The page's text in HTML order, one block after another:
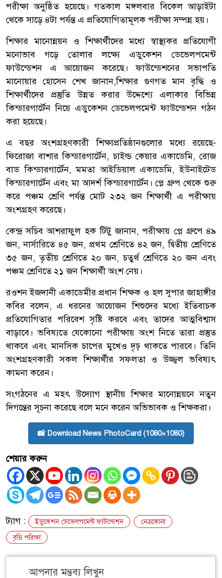
পরীক্ষা অনুষ্ঠিত হয়েছে। গতকাল মঙ্গলবার বিকেল আড়াইটা
থেকে সাড়ে ৪টা পর্যন্ত এ প্রতিযোগিতামূলক পরীক্ষা সম্পন্ন হয়।
শিক্ষার মানোন্নয়ন ও শিক্ষার্থীদের মধ্যে স্বাস্থ্যকর প্রতিযোগী
মনোভাব গড়ে তোলার লক্ষ্যে এডুকেশন ডেভেলপমেন্ট
ফাউন্ডেশন এ আয়োজন করেছে। ফাউন্ডেশনের সভাপতি
মানোয়ার হোসেন শেখ জানান,শিক্ষার গুণগত মান বৃদ্ধি ও
শিক্ষার্থীদের প্রস্তুতি উন্নত করার উদ্দেশ্যে এলাকার বিভিন্ন
কিন্ডারগার্টেন নিয়ে এডুকেশন ডেভেলপমেন্ট ফাউন্ডেশন গঠন
করা হয়েছে।
এ বছর অংশগ্রহণকারী শিক্ষাপ্রতিষ্ঠানগুলোর মধ্যে রয়েছে-
ফিরোজা বাশার কিন্ডারগার্টেন, চাইল্ড কেয়ার একাডেমি, রোজ
বাড কিন্ডারগার্টেন, মমতা আইডিয়াল একাডেমি, ইউনাইটেড
কিন্ডারগার্টেন এবং মা আদর্শ কিন্ডারগার্টেন। প্লে গ্রুপ থেকে শুরু
করে পঞ্চম শ্রেণি পর্যন্ত মোট ২৩২ জন শিক্ষার্থী এ পরীক্ষায়
অংশগ্রহণ করেছে।
কেন্দ্র সচিব আশরাফুল হক টিটু জানান, পরীক্ষায় প্লে গ্রুপে ৪৯
জন, নার্সারিতে ৪৫ জন, প্রথম শ্রেণিতে ৪২ জন, দ্বিতীয় শ্রেণিতে
৩৫ জন, তৃতীয় শ্রেণিতে ২০ জন, চতুর্থ শ্রেণিতে ২০ জন এবং
পঞ্চম শ্রেণিতে ২১ জন শিক্ষার্থী অংশ নেয়।
রওশন ইজদানী একাডেমীর প্রধান শিক্ষক ও হল সুপার জাহাঙ্গীর
কবির বলেন, এ ধরনের আয়োজন শিশুদের মধ্যে ইতিবাচক
প্রতিযোগিতার পরিবেশ সৃষ্টি করবে এবং তাদের আত্মবিশ্বাস
বাড়াবে। ভবিষ্যতে যেকোনো পরীক্ষায় অংশ নিতে তারা প্রস্তুত
থাকবে এবং মানসিক চাপের মুখেও দৃঢ় থাকতে পারবে। তিনি
অংশগ্রহণকারী সকল শিক্ষার্থীর সফলতা ও উজ্জ্বল ভবিষ্যৎ
কামনা করেন।
সংগঠনের এ মহৎ উদ্যোগ স্থানীয় শিক্ষার মানোন্নয়নে নতুন
দিগন্তের সূচনা করেছে বলে মনে করেন অভিভাবক ও শিক্ষকরা।
📸 Download News PhotoCard (1080×1080)
শেয়ার করুন
ট্যাগ : ইডুকেশন ডেভেলপমেন্ট ফাউন্ডেশন
নেত্রকোনা
বৃত্তি পরিক্ষা
আপনার মন্তব্য লিখুন